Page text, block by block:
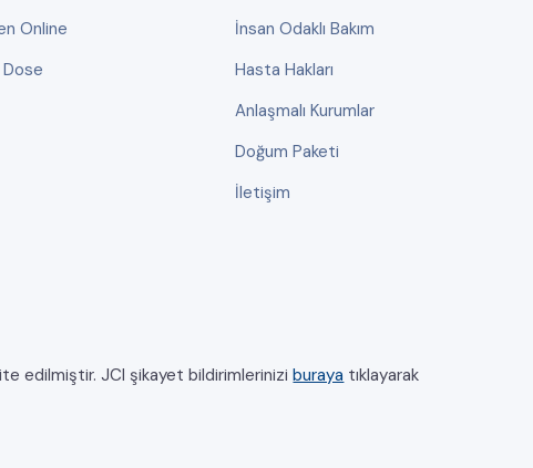
Online
İnsan Odaklı Bakım
Hasta Hakları
Anlaşmalı Kurumlar
Doğum Paketi
İletişim
edilmiştir. JCI şikayet bildirimleriniziburaya tıklayarak